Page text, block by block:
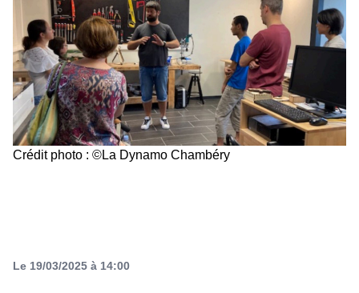
Crédit photo : ©La Dynamo Chambéry
Le 19/03/2025 à 14:00